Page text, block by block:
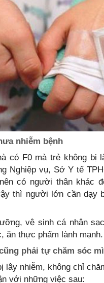
nhiễm bệnh
có F0 mà trẻ không bị
Nghiệp vụ, Sở Y tế
có người thân khác
thì người lớn cần dạy
vệ sinh cá nhân
ăn thực phẩm lành mạnh.
phải tự chăm sóc
lây nhiễm, không chỉ
với những việc sau: